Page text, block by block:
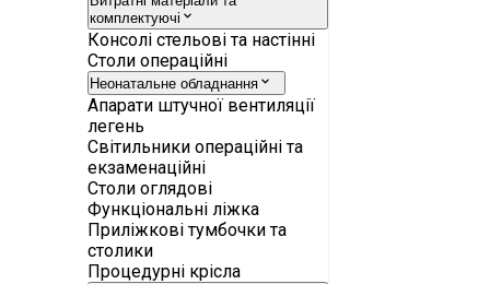
комплектуючі
Консолі стельові та настінні
Столи операційні
Неонатальне обладнання
Апарати штучної вентиляції
легень
Світильники операційні та
екзаменаційні
Столи оглядові
Функціональні ліжка
Приліжкові тумбочки та
столики
Процедурні крісла